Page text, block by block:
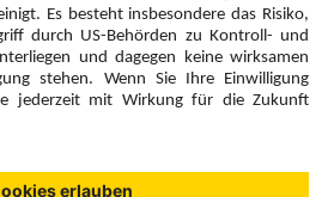
Anmelden
Unsere Inhalte: Standards und